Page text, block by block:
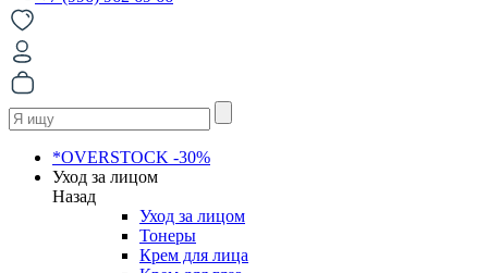
*OVERSTOCK -30%
Уход за лицом
Назад
Уход за лицом
Тонеры
Крем для лица